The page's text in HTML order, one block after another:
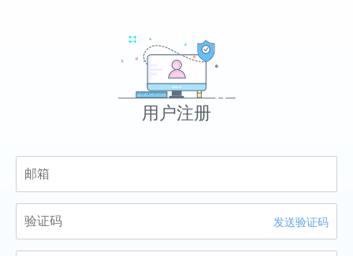
用户注册
发送验证码